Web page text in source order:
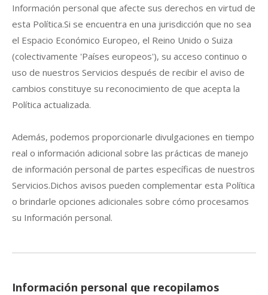
Información personal que afecte sus derechos en virtud de
esta Política.Si se encuentra en una jurisdicción que no sea
el Espacio Económico Europeo, el Reino Unido o Suiza
(colectivamente 'Países europeos'), su acceso continuo o
uso de nuestros Servicios después de recibir el aviso de
cambios constituye su reconocimiento de que acepta la
Política actualizada.
Además, podemos proporcionarle divulgaciones en tiempo
real o información adicional sobre las prácticas de manejo
de información personal de partes específicas de nuestros
Servicios.Dichos avisos pueden complementar esta Política
o brindarle opciones adicionales sobre cómo procesamos
su Información personal.
Información personal que recopilamos